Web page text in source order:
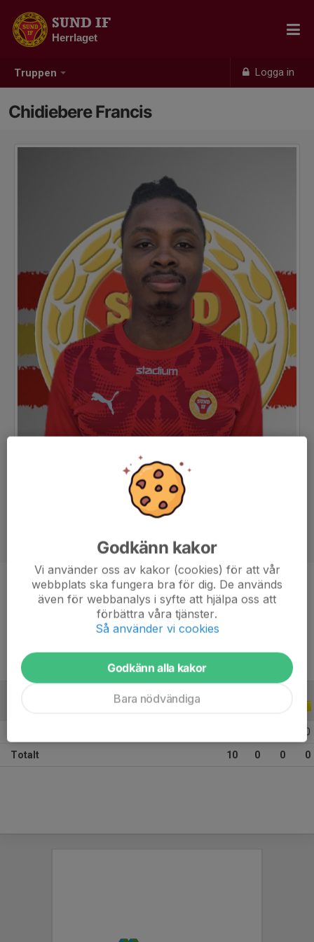
Truppen Logga in
SUND IF
Herrlaget
Chidiebere Francis
Position
-
21 år
0
Totalt 10 0 0 0
Godkänn kakor
Vi använder oss av kakor (cookies) för att vår
webbplats ska fungera bra för dig. De används
även för webbanalys i syfte att hjälpa oss att
förbättra våra tjänster.
Så använder vi cookies
Godkänn alla kakor
Bara nödvändiga